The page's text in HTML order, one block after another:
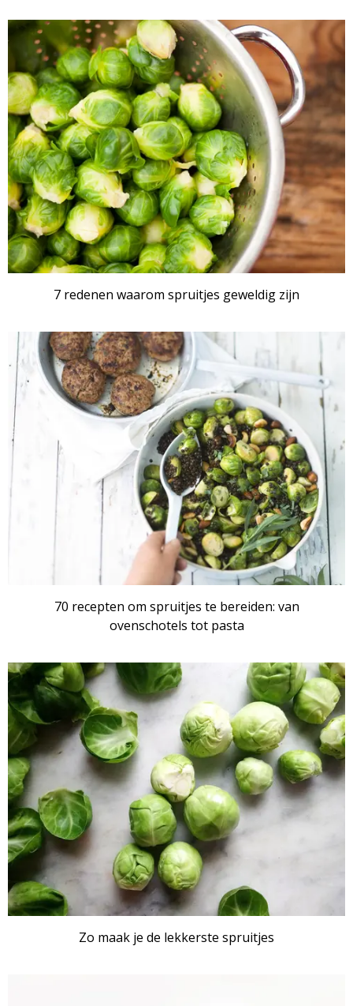
ARTIKEL
7 redenen waarom spruitjes geweldig zijn
70 recepten om spruitjes te bereiden: van
ovenschotels tot pasta
ARTIKEL
Zo maak je de lekkerste spruitjes